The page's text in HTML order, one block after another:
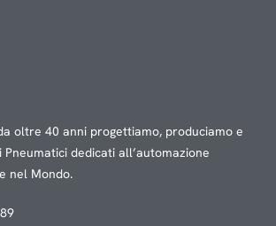
oltre 40 anni progettiamo, produciamo e
dedicati all’automazione
nel Mondo.